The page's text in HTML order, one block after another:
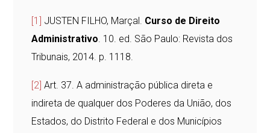
[1] JUSTEN FILHO, Marçal. Curso de Direito
Administrativo. 10. ed. São Paulo: Revista dos
Tribunais, 2014. p. 1118.
[2] Art. 37. A administração pública direta e
indireta de qualquer dos Poderes da União, dos
Estados, do Distrito Federal e dos Municípios